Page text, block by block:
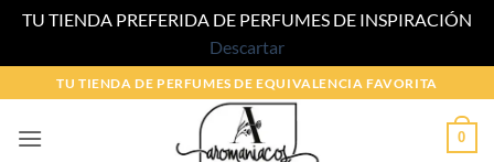
TU TIENDA PREFERIDA DE PERFUMES DE INSPIRACIÓN
Descartar
al
contenido
TU TIENDA DE PERFUMES DE EQUIVALENCIA FAVORITA
0